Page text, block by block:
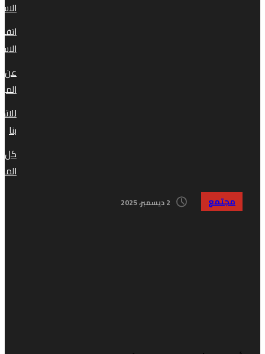
مجتمع
الاستخدام
اتفاقية
الاستخدام
الموقع
للاتصال
المقالات